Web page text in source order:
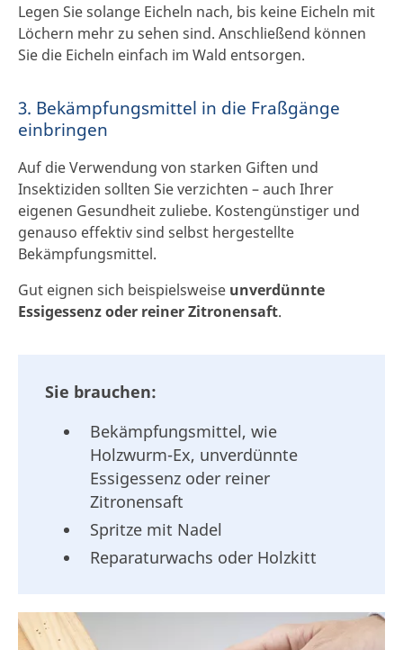
Legen Sie solange Eicheln nach, bis keine Eicheln mit
Löchern mehr zu sehen sind. Anschließend können
Sie die Eicheln einfach im Wald entsorgen.
3. Bekämpfungsmittel in die Fraßgänge
einbringen
Auf die Verwendung von starken Giften und
Insektiziden sollten Sie verzichten – auch Ihrer
eigenen Gesundheit zuliebe. Kostengünstiger und
genauso effektiv sind selbst hergestellte
Bekämpfungsmittel.
Gut eignen sich beispielsweise unverdünnte
Essigessenz oder reiner Zitronensaft.
Sie brauchen:
Bekämpfungsmittel, wie
Holzwurm-Ex, unverdünnte
Essigessenz oder reiner
Zitronensaft
Spritze mit Nadel
Reparaturwachs oder Holzkitt